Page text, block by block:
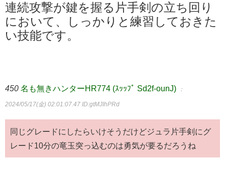
連続攻撃が鍵を握る片手剣の立ち回り
において、しっかりと練習しておきた
い技能です。
450 名も無きハンターHR774 (ｽｯｯﾌﾟ Sd2f-ounJ) ：
2024/05/17(金) 02:01:07.47 ID:gtMJIhPRd
同じグレードにしたらいけそうだけどジュラ片手剣にグ
レード10分の竜玉突っ込むのは勇気が要るだろうね